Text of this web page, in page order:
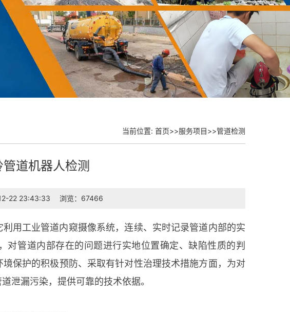
当前位置: 首页>>服务项目>>管道检测
道机器人检测
22 23:43:33 浏览：67466
用工业管道内窥摄像系统，连续、实时记录管道内部的实
对管道内部存在的问题进行实地位置确定、缺陷性质的判
保护的积极预防、采取有针对性治理技术措施方面，为对
泄漏污染，提供可靠的技术依据。